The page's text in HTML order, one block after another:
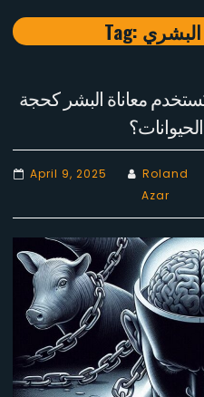
Tag:
معاناة البشر كحجة
April 9, 2025
Roland
Azar